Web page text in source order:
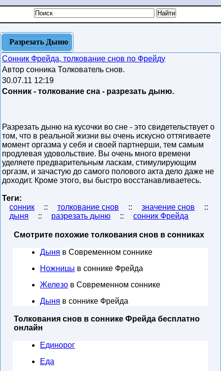
Разрезать Дыню
Сонник Фрейда, толкование снов по Фрейду
Автор сонника Толкователь снов.
30.07.11 12:19
Сонник - толкование сна - разрезать дыню.
Разрезать дыню на кусочки во сне - это свидетельствует о
том, что в реальной жизни вы очень искусно оттягиваете
момент оргазма у себя и своей партнерши, тем самым
продлевая удовольствие. Вы очень много времени
уделяете предварительным ласкам, стимулирующим
оргазм, и зачастую до самого полового акта дело даже не
доходит. Кроме этого, вы быстро восстанавливаетесь.
Теги:
сонник
:: толкование снов :: значение снов
::
дыня
:: разрезать дыню :: сонник Фрейда
Смотрите похожие толкования снов в сонниках
Дыня в Современном соннике
Ножницы в соннике Фрейда
Железо в Современном соннике
Дыня в соннике Фрейда
Толкования снов в соннике Фрейда бесплатно
онлайн
Единорог
Еда